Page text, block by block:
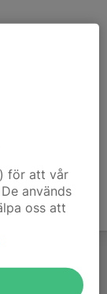
för att vår
används
oss att